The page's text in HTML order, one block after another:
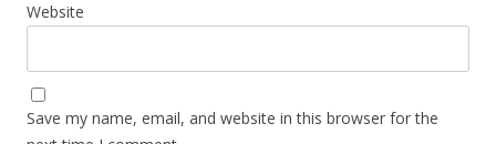
Website
Save my name, email, and website in this browser for the